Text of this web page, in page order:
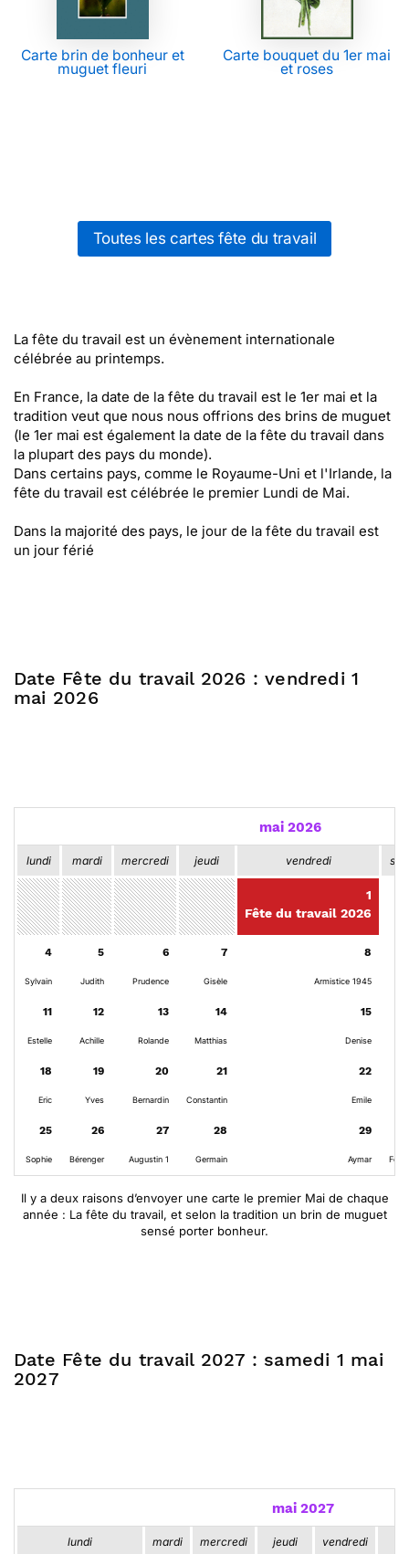
Carte brin de bonheur et
muguet fleuri
Carte bouquet du 1er mai
et roses
Toutes les cartes fête du travail
La fête du travail est un évènement internationale
célébrée au printemps.
En France, la date de la fête du travail est le 1er mai et la
tradition veut que nous nous offrions des brins de muguet
(le 1er mai est également la date de la fête du travail dans
la plupart des pays du monde).
Dans certains pays, comme le Royaume-Uni et l'Irlande, la
fête du travail est célébrée le premier Lundi de Mai.
Dans la majorité des pays, le jour de la fête du travail est
un jour férié
Date Fête du travail 2026 : vendredi 1
mai 2026
mai 2026
lundi mardi mercredi jeudi vendredi
1
Fête du travail 2026
4
Sylvain
5
Judith
6
Prudence
7
Gisèle
8
Armistice 1945
11
Estelle
12
Achille
13
Rolande
14
Matthias
15
Denise
18
Eric
19
Yves
20
Bernardin
21
Constantin
22
Emile
25
Sophie
26
Bérenger
27
Augustin 1
28
Germain
29
Aymar
Il y a deux raisons d’envoyer une carte le premier Mai de chaque
année : La fête du travail, et selon la tradition un brin de muguet
sensé porter bonheur.
Date Fête du travail 2027 : samedi 1 mai
2027
mai 2027
lundi mardi mercredi jeudi vendredi